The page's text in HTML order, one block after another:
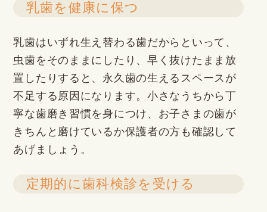
乳歯を健康に保つ
乳歯はいずれ生え替わる歯だからといって、
虫歯をそのままにしたり、早く抜けたまま放
置したりすると、永久歯の生えるスペースが
不足する原因になります。小さなうちから丁
寧な歯磨き習慣を身につけ、お子さまの歯が
きちんと磨けているか保護者の方も確認して
あげましょう。
定期的に歯科検診を受ける